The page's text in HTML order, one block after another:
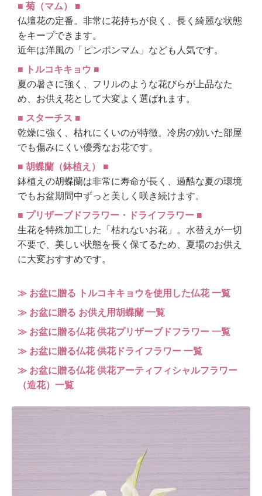
■ 菊（マム） ■
仏壇花の定番。非常に花持ちが良く、長く綺麗な状態
をキープできます。
近年は洋風の「ピンポンマム」なども人気です。
■ トルコキキョウ ■
夏の暑さに強く、フリルのような花びらが上品なた
め、お供え花として大変よく選ばれます。
■ スターチス ■
乾燥に強く、枯れにくいのが特徴。冷房の効いた部屋
でも傷みにくい優秀なお花です。
■ 胡蝶蘭（鉢植え） ■
鉢植えの胡蝶蘭は非常に寿命が長く、過酷な夏の環境
でもお盆期間中ずっと美しく咲き続けます。
■ プリザーブドフラワー・ドライフラワー ■
生花を特殊加工した「枯れないお花」。水替えが一切
不要で、美しい状態を長く保てるため、夏場のお供え
に大変おすすめです。
≫ お盆に贈る トルコキキョウを使用した仏花 一覧
≫ お盆に贈る お供え用胡蝶蘭 一覧
≫ お盆に贈る仏花 供花プリザーブドフラワー 一覧
≫ お盆に贈る仏花 供花ドライフラワー 一覧
≫ お盆に贈る仏花 供花アーティフィシャルフラワー
（造花）一覧